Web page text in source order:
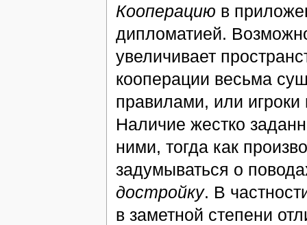
Кооперацию в
дипломатией.
увеличивает
кооперации весьма
правилами, или
Наличие жестко
ними, тогда как
задумываться о
достройку. В
в заметной степени